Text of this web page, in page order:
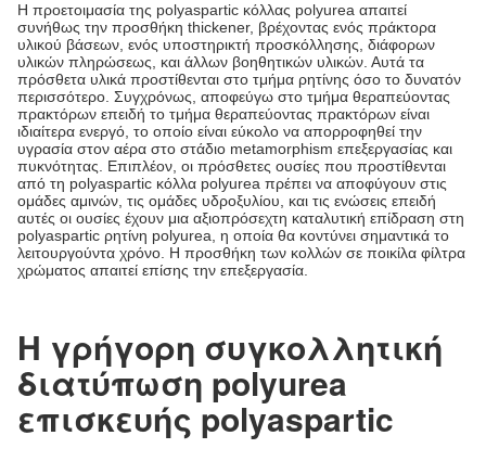
Η προετοιμασία της polyaspartic κόλλας polyurea απαιτεί
συνήθως την προσθήκη thickener, βρέχοντας ενός πράκτορα
υλικού βάσεων, ενός υποστηρικτή προσκόλλησης, διάφορων
υλικών πληρώσεως, και άλλων βοηθητικών υλικών. Αυτά τα
πρόσθετα υλικά προστίθενται στο τμήμα ρητίνης όσο το δυνατόν
περισσότερο. Συγχρόνως, αποφεύγω στο τμήμα θεραπεύοντας
πρακτόρων επειδή το τμήμα θεραπεύοντας πρακτόρων είναι
ιδιαίτερα ενεργό, το οποίο είναι εύκολο να απορροφηθεί την
υγρασία στον αέρα στο στάδιο metamorphism επεξεργασίας και
πυκνότητας. Επιπλέον, οι πρόσθετες ουσίες που προστίθενται
από τη polyaspartic κόλλα polyurea πρέπει να αποφύγουν στις
ομάδες αμινών, τις ομάδες υδροξυλίου, και τις ενώσεις επειδή
αυτές οι ουσίες έχουν μια αξιοπρόσεχτη καταλυτική επίδραση στη
polyaspartic ρητίνη polyurea, η οποία θα κοντύνει σημαντικά το
λειτουργούντα χρόνο. Η προσθήκη των κολλών σε ποικίλα φίλτρα
χρώματος απαιτεί επίσης την επεξεργασία.
Η γρήγορη συγκολλητική
διατύπωση polyurea
επισκευής polyaspartic